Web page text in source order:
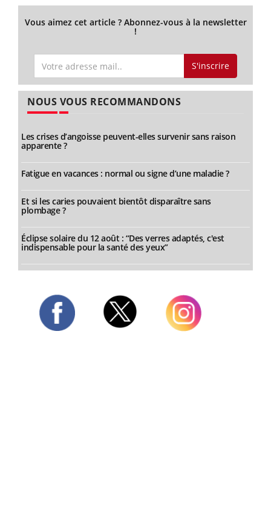
Vous aimez cet article ? Abonnez-vous à la newsletter
!
S'inscrire
NOUS VOUS RECOMMANDONS
Les crises d’angoisse peuvent-elles survenir sans raison
apparente ?
Fatigue en vacances : normal ou signe d’une maladie ?
Et si les caries pouvaient bientôt disparaître sans
plombage ?
Éclipse solaire du 12 août : “Des verres adaptés, c'est
indispensable pour la santé des yeux”